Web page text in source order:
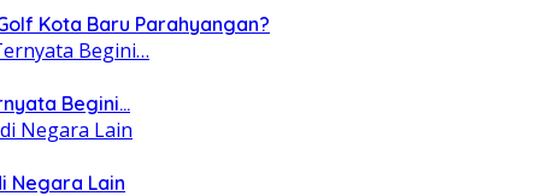
Kota Baru Parahyangan?
Begini…
Negara Lain